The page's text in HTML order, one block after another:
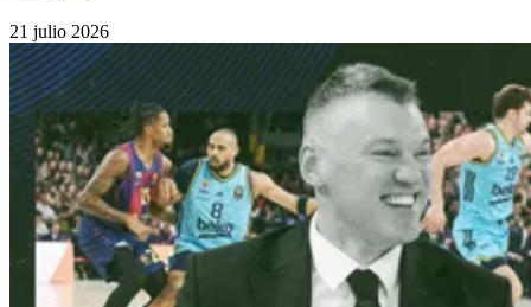
21 julio 2026